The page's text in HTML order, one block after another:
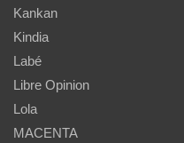
Kankan
Kindia
Labé
Libre Opinion
Lola
MACENTA